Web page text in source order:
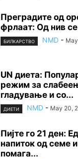
Преградите од
фрлаат: Од нив
БИЛКАРСТВО NMD -
UN диета:
режим за
гладување и со...
ДИЕТИ NMD - May 20,
Пијте го 21 ден:
напиток од семе и
помага...